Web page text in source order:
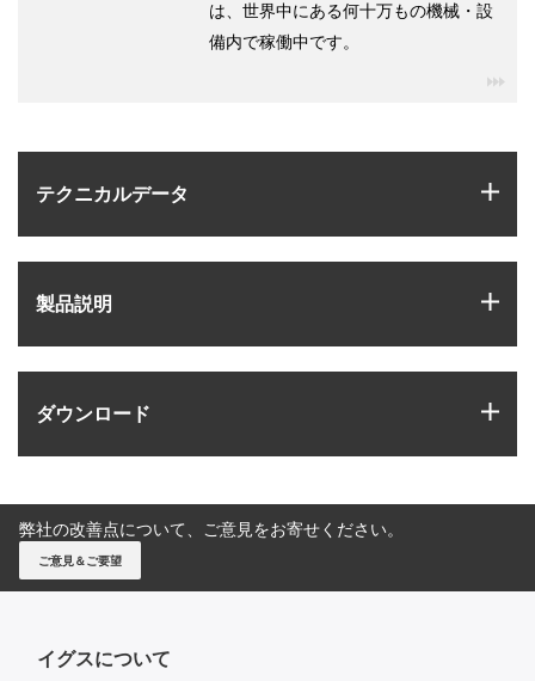
テクニカルデータ
製品説明
ダウンロード
は、世界中にある何十万もの機械・設
備内で稼働中です。
弊社の改善点について、ご意見をお寄せください。
ご意見＆ご要望
イグスについて